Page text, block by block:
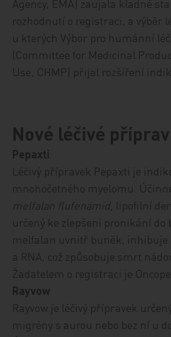
Agency, EMA) zaujala kladné
rozhodnutí o registraci, a výběr
u kterých Výbor pro humánní
(Committee for Medicinal
Use, CHMP) přijal rozšíření
Nové léčivé
Pepaxti
Léčivý přípravek Pepaxti je
mnohočetného myelomu.
melfalan flufenamid, lipofilní
určený ke zlepšení pronikání do
melfalan uvnitř buněk, inhibuje
a RNA, což způsobuje smrt
Žadatelem o registraci je
Rayvow
Rayvow je léčivý přípravek
migrény s aurou nebo bez ní u